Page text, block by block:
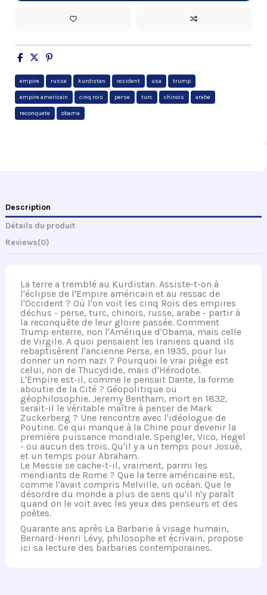
empire russe kurdistan occident usa trump
empire americain cinq rois perse turc chinois arabe
reconquete obama
Description
Détails du produit
Reviews(0)
La terre a tremblé au Kurdistan. Assiste-t-on à
l'éclipse de l'Empire américain et au ressac de
l'Occident ? Où l'on voit les cinq Rois des empires
déchus - perse, turc, chinois, russe, arabe - partir à
la reconquête de leur gloire passée. Comment
Trump enterre, non l'Amérique d'Obama, mais celle
de Virgile. A quoi pensaient les Iraniens quand ils
rebaptisèrent l'ancienne Perse, en 1935, pour lui
donner un nom nazi ? Pourquoi le vrai piège est
celui, non de Thucydide, mais d'Hérodote.
L'Empire est-il, comme le pensait Dante, la forme
aboutie de la Cité ? Géopolitique ou
géophilosophie. Jeremy Bentham, mort en 1832,
serait-il le véritable maître à penser de Mark
Zuckerberg ? Une rencontre avec l'idéologue de
Poutine. Ce qui manque à la Chine pour devenir la
première puissance mondiale. Spengler, Vico, Hegel
- ou aucun des trois. Qu'il y a un temps pour Josué,
et un temps pour Abraham.
Le Messie se cache-t-il, vraiment, parmi les
mendiants de Rome ? Que la terre américaine est,
comme l'avait compris Melville, un océan. Que le
désordre du monde a plus de sens qu'il n'y paraît
quand on le voit avec les yeux des penseurs et des
poètes.
Quarante ans après La Barbarie à visage humain,
Bernard-Henri Lévy, philosophe et écrivain, propose
ici sa lecture des barbaries contemporaines.